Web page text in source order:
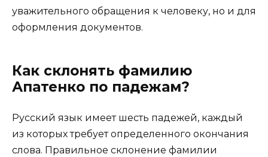
уважительного обращения к человеку, но и для
оформления документов.
Как склонять фамилию
Апатенко по падежам?
Русский язык имеет шесть падежей, каждый
из которых требует определенного окончания
слова. Правильное склонение фамилии